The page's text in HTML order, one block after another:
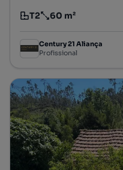
Tipologia
T2
Preço por metro
60 m²
Century 21 Aliança
Profissional